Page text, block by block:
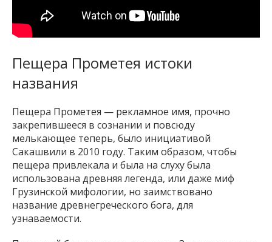
Пещера Прометея истоки
названия
Пещера Прометея — рекламное имя, прочно
закрепившееся в сознании и повсюду
мелькающее теперь, было инициативой
Сакашвили в 2010 году. Таким образом, чтобы
пещера привлекала и была на слуху была
использована древняя легенда, или даже миф
Грузинской мифологии, но заимствовано
название древнегреческого бога, для
узнаваемости.